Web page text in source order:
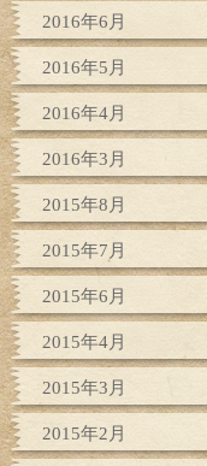
2016年6月
2016年5月
2016年4月
2016年3月
2015年8月
2015年7月
2015年6月
2015年4月
2015年3月
2015年2月